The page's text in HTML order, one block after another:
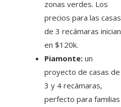
zonas verdes. Los
precios para las casas
de 3 recámaras inician
en $120k.
Piamonte: un
proyecto de casas de
3 y 4 recámaras,
perfecto para familias